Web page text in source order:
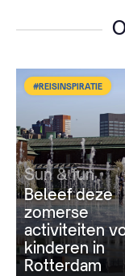
#REISINSPIRATIE
Sun & fun
Beleef deze
zomerse
activiteiten
kinderen in
Rotterdam